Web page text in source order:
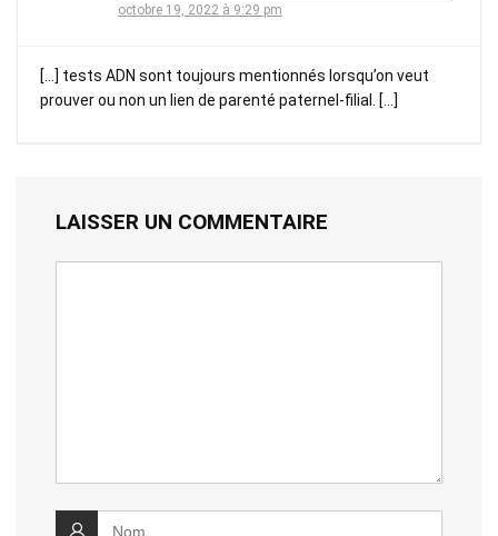
octobre 19, 2022 à 9:29 pm
[…] tests ADN sont toujours mentionnés lorsqu’on veut
prouver ou non un lien de parenté paternel-filial. […]
LAISSER UN COMMENTAIRE